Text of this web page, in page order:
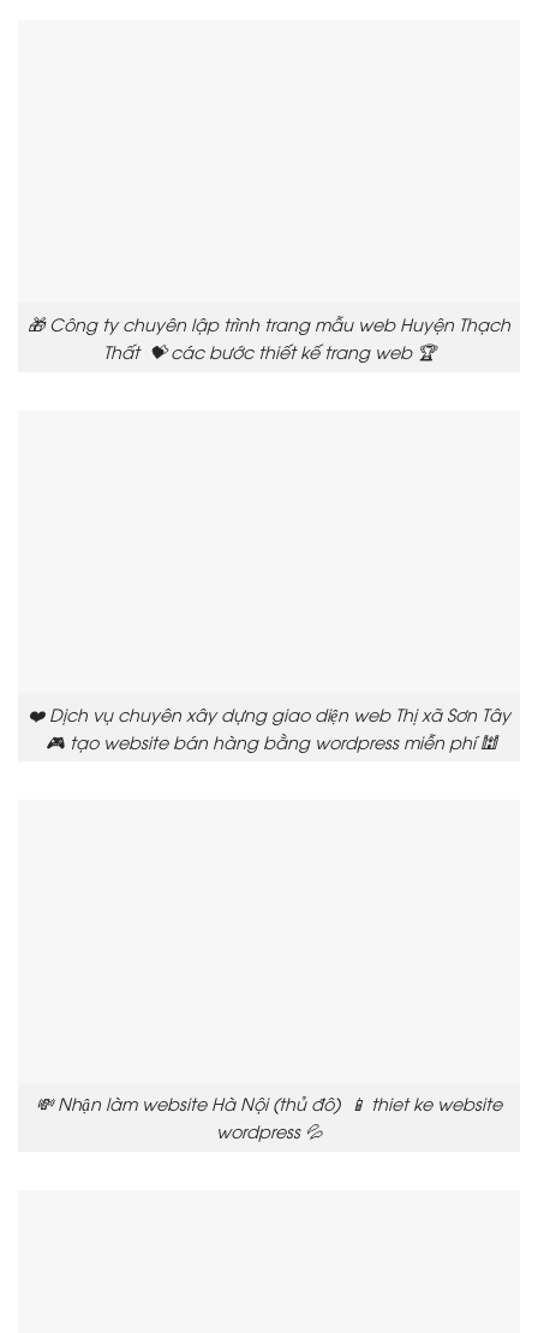
🎁 Công ty chuyên lập trình trang mẫu web Huyện Thạch
Thất 💝 các bước thiết kế trang web 🏆
❤️ Dịch vụ chuyên xây dựng giao diện web Thị xã Sơn Tây
🎮 tạo website bán hàng bằng wordpress miễn phí 🕍
💸 Nhận làm website Hà Nội (thủ đô) 📱 thiet ke website
wordpress 💦